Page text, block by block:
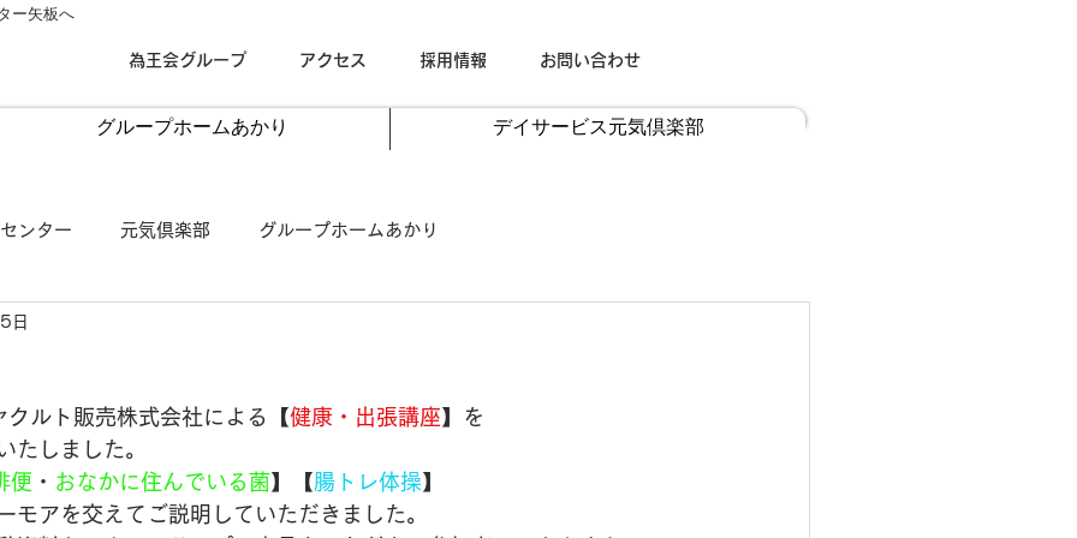
ー矢板へ
為王会グループ アクセス 採用情報 お問い合わせ
グループホームあかり デイサービス元気倶楽部
ンター 元気倶楽部 グループホームあかり
日
ルト販売株式会社による【健康・ 出張講座】を
たしました。
便 ・ おなかに住んでいる菌】【腸トレ体操】
モアを交えてご説明していただきました。